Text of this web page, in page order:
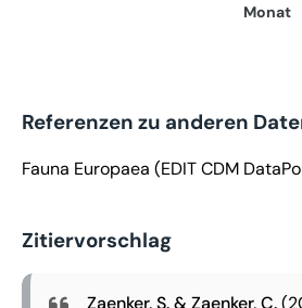
Monat
Referenzen zu anderen
Fauna Europaea (EDIT CDM
Zitiervorschlag
Zaenker, S. & Zaenker, C.